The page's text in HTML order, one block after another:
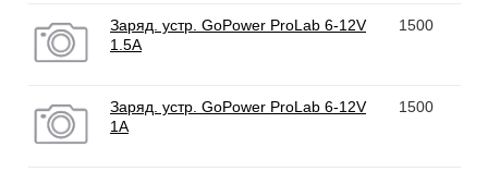
Заряд. устр. GoPower ProLab 6-12V
1.5A
1500
Заряд. устр. GoPower ProLab 6-12V
1A
1500